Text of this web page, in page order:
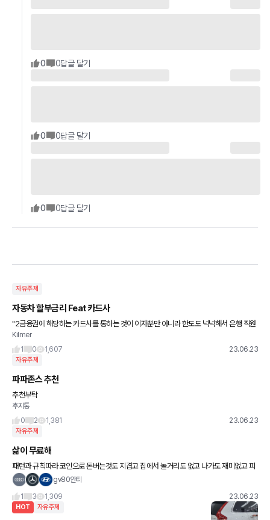
0 0답글 달기
0 0답글 달기
0 0답글 달기
자유주제
자동차 할부금리 Feat 카드사
"2금융권에 해당하는 카드사를 통하는 것이 이자뿐만 아니라 한도도 넉넉해서 은행 직원
도 놀란 모습. 최대 한도와 금리는 은행 4700만원(연 6.2%), 카드사 8000만원(연 5.
3%)으로
Kilmer
1
0 1,607 23.06.23
자유주제
파파존스 추천
추천부탁
후지통
0
2 1,381 23.06.23
자유주제
삶이 무료해
패턴과 규칙따라 코인으로 돈버는것도 지겹고 집에서 놀거리도 없고 나가도 재미없고 피
곤함 ㅠㅠ
gv80안티
1
3 1,309 23.06.23
HOT 자유주제